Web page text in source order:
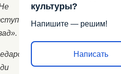
культуры?
Напишите — решим!
Написать